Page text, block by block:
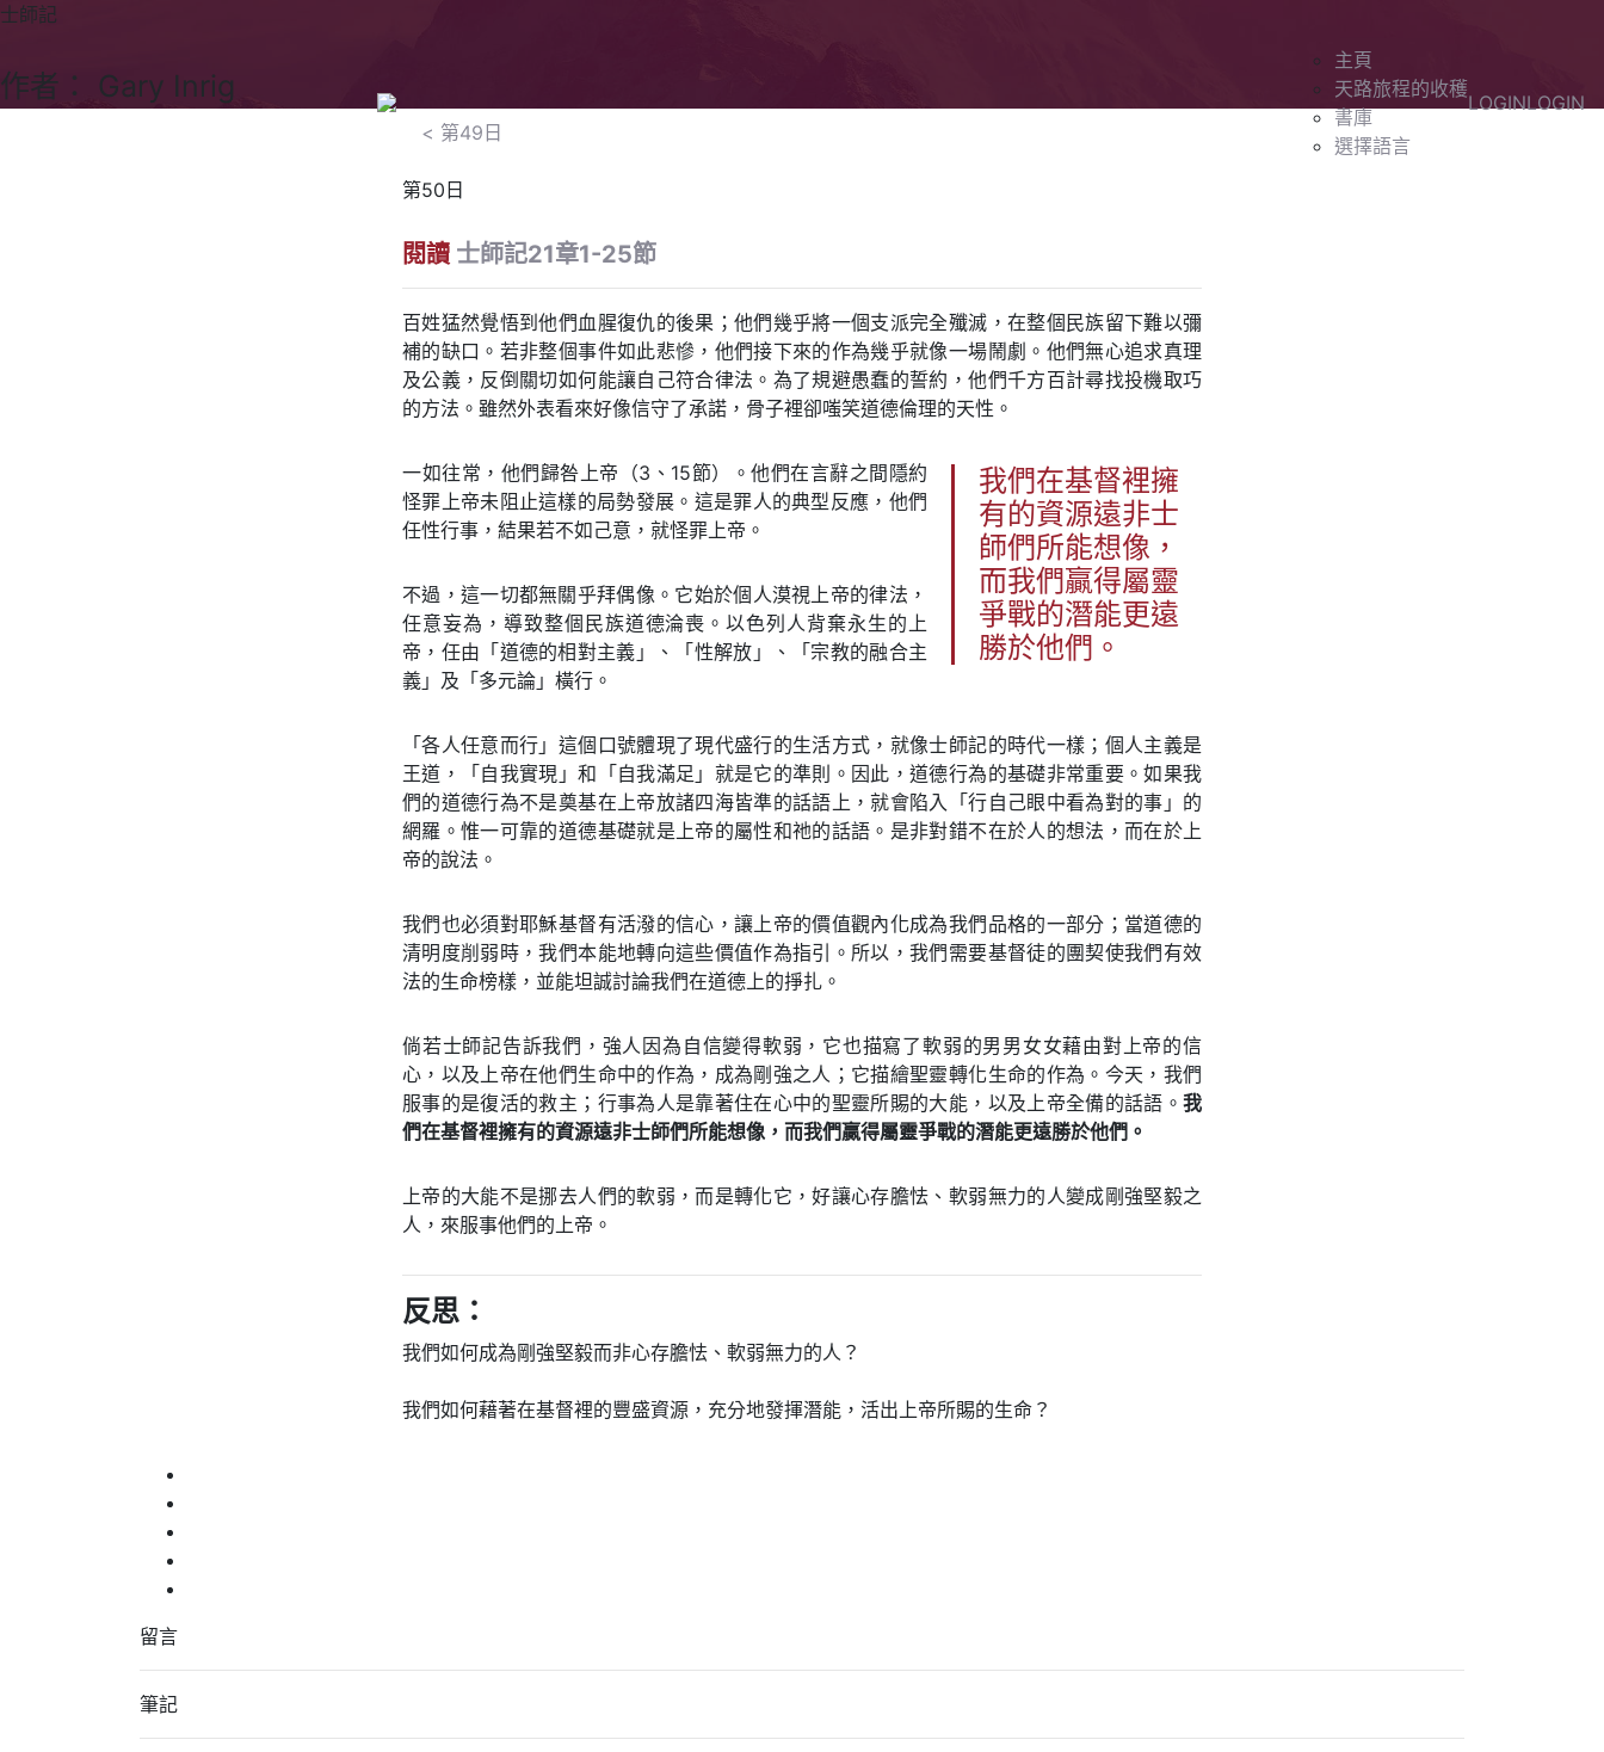
主頁
天路旅程的收穫
書庫
選擇語言
LOGINLOGIN
士師記
作者： Gary Inrig
< 第49日
第50日
閱讀 士師記21章1-25節
百姓猛然覺悟到他們血腥復仇的後果；他們幾乎將一個支派完全殲滅，在整個民族留下難以彌
補的缺口。若非整個事件如此悲慘，他們接下來的作為幾乎就像一場鬧劇。他們無心追求真理
及公義，反倒關切如何能讓自己符合律法。為了規避愚蠢的誓約，他們千方百計尋找投機取巧
的方法。雖然外表看來好像信守了承諾，骨子裡卻嗤笑道德倫理的天性。
我們在基督裡擁
有的資源遠非士
師們所能想像，
而我們贏得屬靈
爭戰的潛能更遠
勝於他們。
一如往常，他們歸咎上帝（3、15節）。他們在言辭之間隱約
怪罪上帝未阻止這樣的局勢發展。這是罪人的典型反應，他們
任性行事，結果若不如己意，就怪罪上帝。
不過，這一切都無關乎拜偶像。它始於個人漠視上帝的律法，
任意妄為，導致整個民族道德淪喪。以色列人背棄永生的上
帝，任由「道德的相對主義」、「性解放」、「宗教的融合主
義」及「多元論」橫行。
「各人任意而行」這個口號體現了現代盛行的生活方式，就像士師記的時代一樣；個人主義是
王道，「自我實現」和「自我滿足」就是它的準則。因此，道德行為的基礎非常重要。如果我
們的道德行為不是奠基在上帝放諸四海皆準的話語上，就會陷入「行自己眼中看為對的事」的
網羅。惟一可靠的道德基礎就是上帝的屬性和祂的話語。是非對錯不在於人的想法，而在於上
帝的說法。
我們也必須對耶穌基督有活潑的信心，讓上帝的價值觀內化成為我們品格的一部分；當道德的
清明度削弱時，我們本能地轉向這些價值作為指引。所以，我們需要基督徒的團契使我們有效
法的生命榜樣，並能坦誠討論我們在道德上的掙扎。
倘若士師記告訴我們，強人因為自信變得軟弱，它也描寫了軟弱的男男女女藉由對上帝的信
心，以及上帝在他們生命中的作為，成為剛強之人；它描繪聖靈轉化生命的作為。今天，我們
服事的是復活的救主；行事為人是靠著住在心中的聖靈所賜的大能，以及上帝全備的話語。 我
們在基督裡擁有的資源遠非士師們所能想像，而我們贏得屬靈爭戰的潛能更遠勝於他們。
上帝的大能不是挪去人們的軟弱，而是轉化它，好讓心存膽怯、軟弱無力的人變成剛強堅毅之
人，來服事他們的上帝。
反思：
我們如何成為剛強堅毅而非心存膽怯、軟弱無力的人？
我們如何藉著在基督裡的豐盛資源，充分地發揮潛能，活出上帝所賜的生命？
留言
筆記